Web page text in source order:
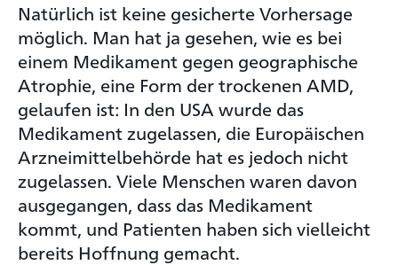
Natürlich ist keine gesicherte Vorhersage
möglich. Man hat ja gesehen, wie es bei
einem Medikament gegen geographische
Atrophie, eine Form der trockenen AMD,
gelaufen ist: In den USA wurde das
Medikament zugelassen, die Europäischen
Arzneimittelbehörde hat es jedoch nicht
zugelassen. Viele Menschen waren davon
ausgegangen, dass das Medikament
kommt, und Patienten haben sich vielleicht
bereits Hoffnung gemacht.